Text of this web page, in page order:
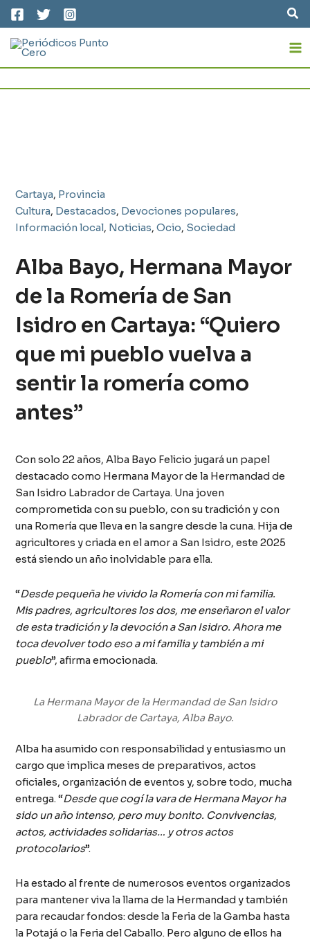
contenido
Cartaya, Provincia
Cultura, Destacados, Devociones populares,
Información local, Noticias,Ocio, Sociedad
Alba Bayo, Hermana Mayor
de la Romería de San
Isidro en Cartaya: “Quiero
que mi pueblo vuelva a
sentir la romería como
antes”
Con solo 22 años, Alba Bayo Felicio jugará un papel
destacado como Hermana Mayor de la Hermandad de
San Isidro Labrador de Cartaya. Una joven
comprometida con su pueblo, con su tradición y con
una Romería que lleva en la sangre desde la cuna. Hija de
agricultores y criada en el amor a San Isidro, este 2025
está siendo un año inolvidable para ella.
“Desde pequeña he vivido la Romería con mi familia.
Mis padres, agricultores los dos, me enseñaron el valor
de esta tradición y la devoción a San Isidro. Ahora me
toca devolver todo eso a mi familia y también a mi
pueblo”, afirma emocionada.
La Hermana Mayor de la Hermandad de San Isidro
Labrador de Cartaya, Alba Bayo.
Alba ha asumido con responsabilidad y entusiasmo un
cargo que implica meses de preparativos, actos
oficiales, organización de eventos y, sobre todo, mucha
entrega. “Desde que cogí la vara de Hermana Mayor ha
sido un año intenso, pero muy bonito. Convivencias,
actos, actividades solidarias… y otros actos
protocolarios”.
Ha estado al frente de numerosos eventos organizados
para mantener viva la llama de la Hermandad y también
para recaudar fondos: desde la Feria de la Gamba hasta
la Potajá o la Feria del Caballo. Pero alguno de ellos ha